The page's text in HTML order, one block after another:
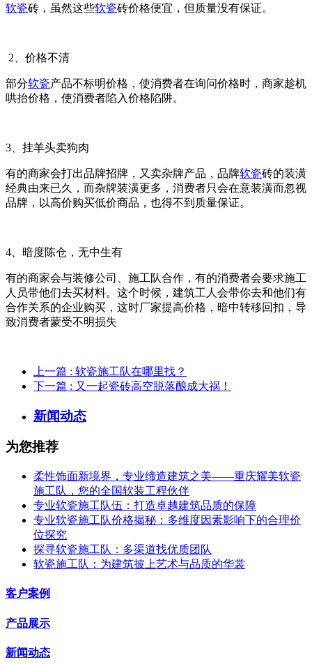
软瓷砖，虽然这些软瓷砖价格便宜，但质量没有保证。
2、价格不清
部分软瓷产品不标明价格，使消费者在询问价格时，商家趁机
哄抬价格，使消费者陷入价格陷阱。
3、挂羊头卖狗肉
有的商家会打出品牌招牌，又卖杂牌产品，品牌软瓷砖的装潢
经典由来已久，而杂牌装潢更多，消费者只会在意装潢而忽视
品牌，以高价购买低价商品，也得不到质量保证。
4、暗度陈仓，无中生有
有的商家会与装修公司、施工队合作，有的消费者会要求施工
人员带他们去买材料。这个时候，建筑工人会带你去和他们有
合作关系的企业购买，这时厂家提高价格，暗中转移回扣，导
致消费者蒙受不明损失
上一篇 : 软瓷施工队在哪里找？
下一篇 : 又一起瓷砖高空脱落酿成大祸！
新闻动态
为您推荐
柔性饰面新境界，专业缔造建筑之美——重庆耀美软瓷
施工队，您的全国软装工程伙伴
专业软瓷施工队伍：打造卓越建筑品质的保障
专业软瓷施工队价格揭秘：多维度因素影响下的合理价
位探究
探寻软瓷施工队：多渠道找优质团队
软瓷施工队：为建筑披上艺术与品质的华裳
客户案例
产品展示
新闻动态